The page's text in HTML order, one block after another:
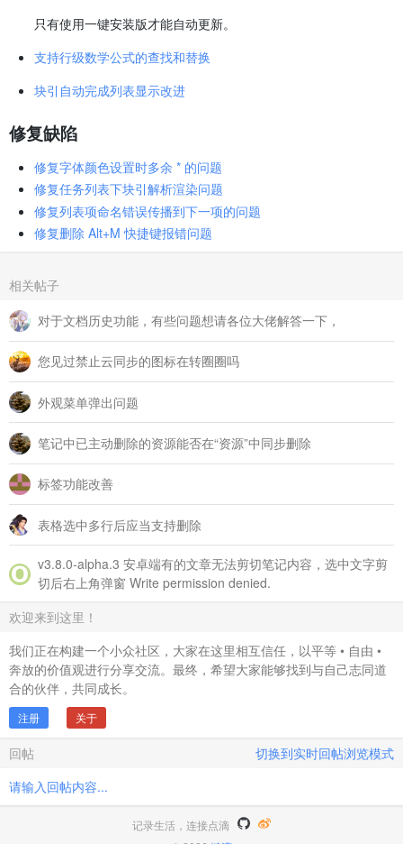
只有使用一键安装版才能自动更新。
支持行级数学公式的查找和替换
块引自动完成列表显示改进
修复缺陷
修复字体颜色设置时多余 * 的问题
修复任务列表下块引解析渲染问题
修复列表项命名错误传播到下一项的问题
修复删除 Alt+M 快捷键报错问题
相关帖子
对于文档历史功能，有些问题想请各位大佬解答一下，
您见过禁止云同步的图标在转圈圈吗
外观菜单弹出问题
笔记中已主动删除的资源能否在“资源”中同步删除
标签功能改善
表格选中多行后应当支持删除
v3.8.0‑alpha.3 安卓端有的文章无法剪切笔记内容，选中文字剪
切后右上角弹窗 Write permission denied.
欢迎来到这里！
我们正在构建一个小众社区，大家在这里相互信任，以平等 • 自由 •
奔放的价值观进行分享交流。最终，希望大家能够找到与自己志同道
合的伙伴，共同成长。
注册 关于
回帖
切换到实时回帖浏览模式
请输入回帖内容...
记录生活，连接点滴